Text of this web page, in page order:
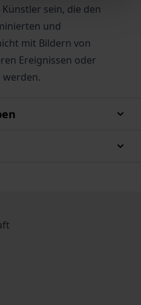
sein, die den
und
mit Bildern von
Ereignissen oder